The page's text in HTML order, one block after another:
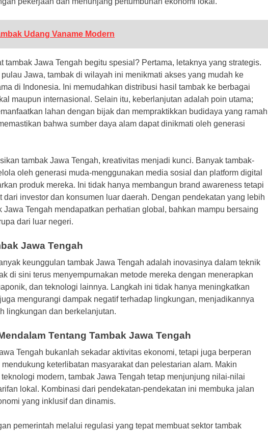
Udang Vaname Modern
tambak Jawa Tengah begitu spesial? Pertama, letaknya yang strategis.
Jawa, tambak di wilayah ini menikmati akses yang mudah ke
di Indonesia. Ini memudahkan distribusi hasil tambak ke berbagai
maupun internasional. Selain itu, keberlanjutan adalah poin utama;
lahan dengan bijak dan mempraktikkan budidaya yang ramah
bahwa sumber daya alam dapat dinikmati oleh generasi
tambak Jawa Tengah, kreativitas menjadi kunci. Banyak tambak-
oleh generasi muda-menggunakan media sosial dan platform digital
produk mereka. Ini tidak hanya membangun brand awareness tetapi
dari investor dan konsumen luar daerah. Dengan pendekatan yang lebih
Jawa Tengah mendapatkan perhatian global, bahkan mampu bersaing
dari luar negeri.
Jawa Tengah
keunggulan tambak Jawa Tengah adalah inovasinya dalam teknik
di sini terus menyempurnakan metode mereka dengan menerapkan
dan teknologi lainnya. Langkah ini tidak hanya meningkatkan
mengurangi dampak negatif terhadap lingkungan, menjadikannya
lingkungan dan berkelanjutan.
Tentang Tambak Jawa Tengah
Tengah bukanlah sekadar aktivitas ekonomi, tetapi juga berperan
keterlibatan masyarakat dan pelestarian alam. Makin
modern, tambak Jawa Tengah tetap menjunjung nilai-nilai
lokal. Kombinasi dari pendekatan-pendekatan ini membuka jalan
yang inklusif dan dinamis.
pemerintah melalui regulasi yang tepat membuat sektor tambak